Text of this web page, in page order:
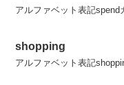
アルファベット表記spend
shopping
アルファベット表記